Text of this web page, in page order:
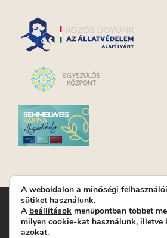
Turay Ida Színház Közhasznú
helyszín: Turay Ida Színház 1089
Levelezési cím: 1089 Budapest,
A weboldalon a minőségi
sütiket használunk.
A beállítások menüpontban többet
milyen cookie-kat használunk, illetve
azokat.